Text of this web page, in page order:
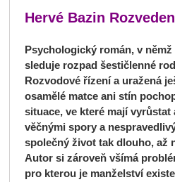
Hervé Bazin
Psychologický román, v
sleduje rozpad šestičlenné
Rozvodové řízení a uražená
osamělé matce ani stín
situace, ve které mají vyrůstat
věčnými spory a
společný život tak dlouho, až
Autor si zároveň všímá
pro kterou je manželství